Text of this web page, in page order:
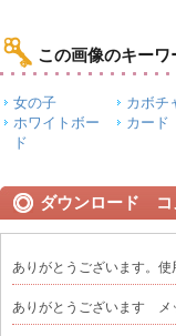
この画像のキーワ
女の子 カボチ
ホワイトボー
ド
カード
ダウンロード コ
ありがとうございます。使
ありがとうございます メ